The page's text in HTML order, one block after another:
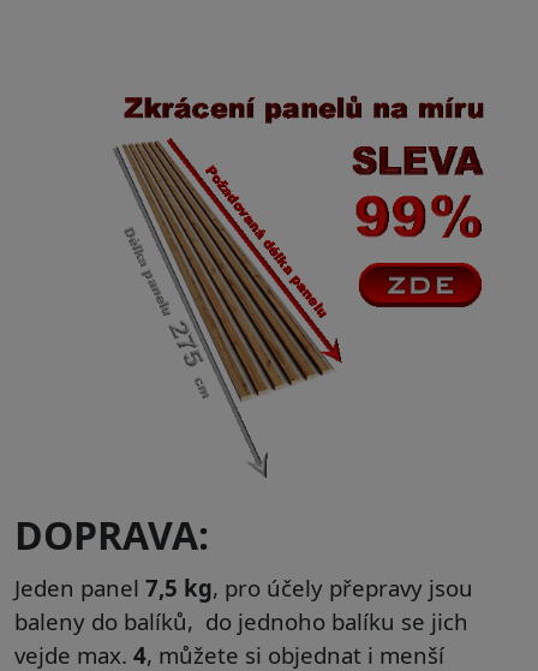
DOPRAVA:
Jeden panel 7,5 kg, pro účely přepravy jsou
baleny do balíků, do jednoho balíku se jich
vejde max. 4, můžete si objednat i menší